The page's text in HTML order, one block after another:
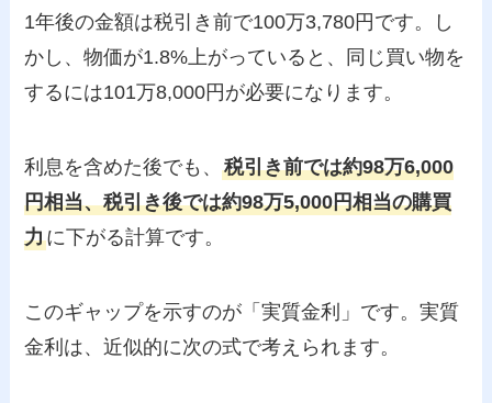
1年後の金額は税引き前で100万3,780円です。し
かし、物価が1.8%上がっていると、同じ買い物を
するには101万8,000円が必要になります。
利息を含めた後でも、税引き前では約98万6,000
円相当、税引き後では約98万5,000円相当の購買
力に下がる計算です。
このギャップを示すのが「実質金利」です。実質
金利は、近似的に次の式で考えられます。